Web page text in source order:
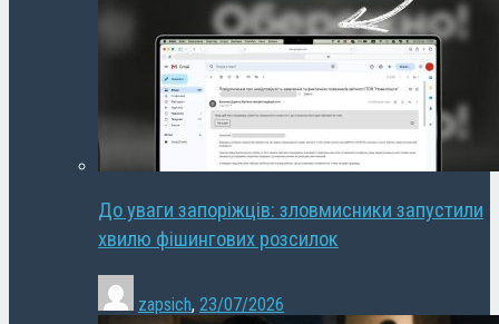
До уваги запоріжців: зловмисники запустили
хвилю фішингових розсилок
zapsich, 23/07/2026